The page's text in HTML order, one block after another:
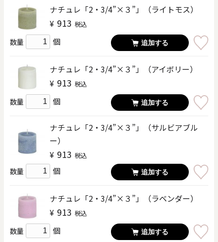
ナチュレ「2・3/4”×３”」（ライトモス）
¥ 913 税込
数量 個 追加する
ナチュレ「2・3/4”×３”」（アイボリー）
¥ 913 税込
数量 個 追加する
ナチュレ「2・3/4”×３”」（サルビアブル
ー）
¥ 913 税込
数量 個 追加する
ナチュレ「2・3/4”×３”」（ラベンダー）
¥ 913 税込
数量 個 追加する